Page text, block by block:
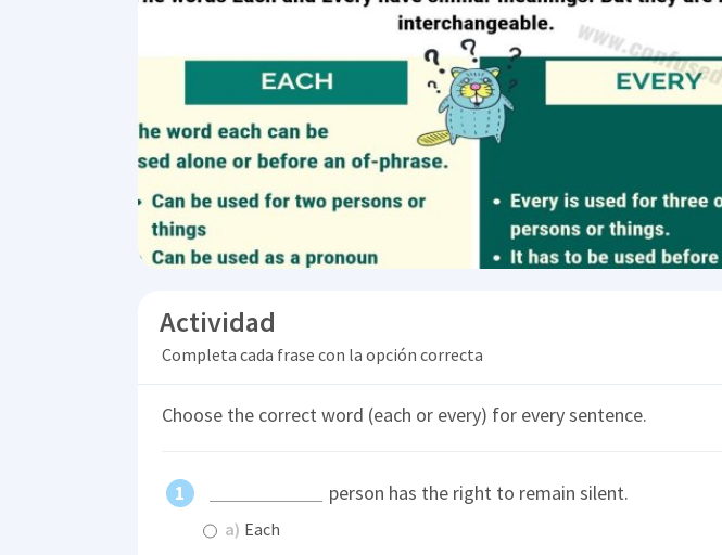
Actividad
Completa cada frase con la opción correcta
Choose the correct word (each or every) for every sentence.
person has the right to remain silent.
a) Each